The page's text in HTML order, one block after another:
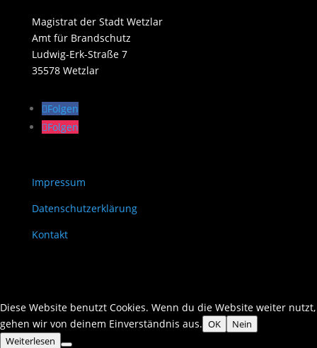
Magistrat der Stadt Wetzlar
Amt für Brandschutz
Ludwig-Erk-Straße 7
35578 Wetzlar
Folgen
Folgen
Impressum
Datenschutzerklärung
Kontakt
Diese Website benutzt Cookies. Wenn du die Website weiter nutzt,
gehen wir von deinem Einverständnis aus. OK
Nein
Weiterlesen